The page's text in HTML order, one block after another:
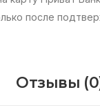
после
Отзывы